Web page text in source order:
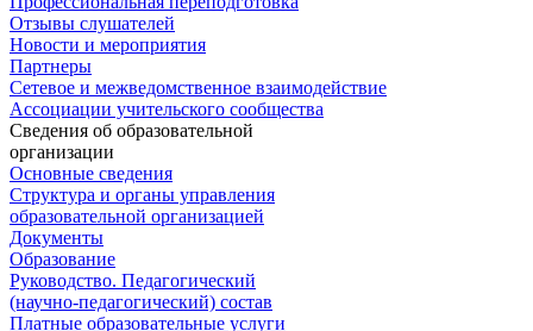
Отзывы слушателей
Новости и мероприятия
Партнеры
Сетевое и межведомственное взаимодействие
Ассоциации учительского сообщества
Сведения об образовательной
организации
Основные сведения
Структура и органы управления
образовательной организацией
Документы
Образование
Руководство. Педагогический
(научно-педагогический) состав
Платные образовательные услуги